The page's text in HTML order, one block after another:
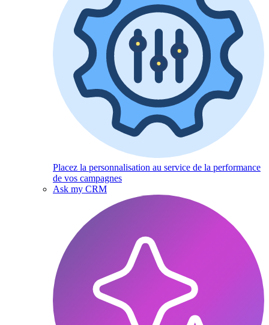
Placez la personnalisation au service de la performance
de vos campagnes
Ask my CRM